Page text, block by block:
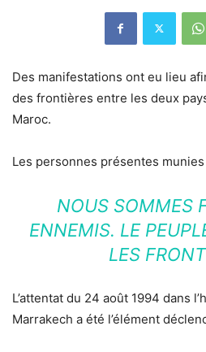
Des manifestations ont eu lieu
des frontières entre les deux
Maroc.
Les personnes présentes
NOUS SOMMES
ENNEMIS. LE
LES
L’attentat du 24 août 1994 dans
Marrakech a été l’élément